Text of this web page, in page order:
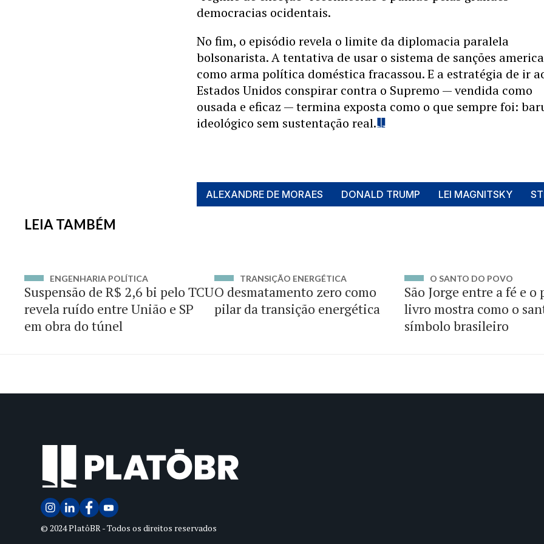
democracias ocidentais.
No fim, o episódio revela o limite da diplomacia paralela
bolsonarista. A tentativa de usar o sistema de sanções
como arma política doméstica fracassou. E a estratégia de ir
Estados Unidos conspirar contra o Supremo — vendida como
ousada e eficaz — termina exposta como o que sempre foi:
ideológico sem sustentação real.
ALEXANDRE DE MORAES DONALD TRUMP LEI MAGNITSKY
LEIA TAMBÉM
ENGENHARIA POLÍTICA
Suspensão de R$ 2,6 bi pelo TCU
revela ruído entre União e SP
em obra do túnel
TRANSIÇÃO ENERGÉTICA
O desmatamento zero como
pilar da transição energética
O SANTO DO POVO
São Jorge entre a fé e o
livro mostra como o
símbolo brasileiro
© 2024 PlatôBR - Todos os direitos reservados